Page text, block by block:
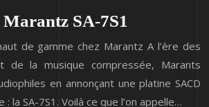
SA-7S1
de gamme chez Marantz A l’ère des
de la musique compressée, Marants
en annonçant une platine SACD
la SA-7S1. Voilà ce que l’on appelle…